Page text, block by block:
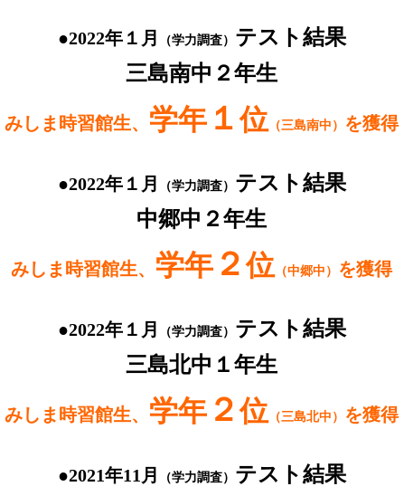
●2022年１月 （学力調査） テスト結果
三島南中２年生
みしま時習館生、 学年 １位（三島南中） を獲得
●2022年１月 （学力調査） テスト結果
中郷中２年生
みしま時習館生、 学年 ２位（中郷中） を獲得
●2022年１月 （学力調査） テスト結果
三島北中１年生
みしま時習館生、 学年 ２位（三島北中） を獲得
●2021年11月 （学力調査） テスト結果